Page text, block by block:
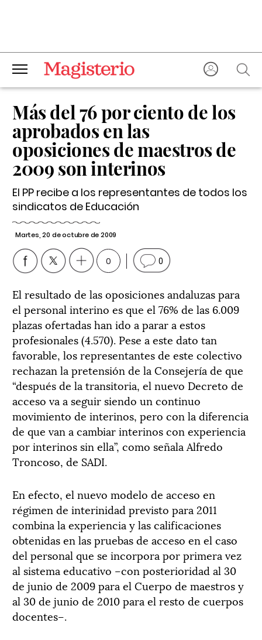
Más del 76 por ciento de los
aprobados en las
oposiciones de maestros de
2009 son interinos
El PP recibe a los representantes de todos los
sindicatos de Educación
Martes, 20 de octubre de 2009
0 0
El resultado de las oposiciones andaluzas para
el personal interino es que el 76% de las 6.009
plazas ofertadas han ido a parar a estos
profesionales (4.570). Pese a este dato tan
favorable, los representantes de este colectivo
rechazan la pretensión de la Consejería de que
“después de la transitoria, el nuevo Decreto de
acceso va a seguir siendo un continuo
movimiento de interinos, pero con la diferencia
de que van a cambiar interinos con experiencia
por interinos sin ella”, como señala Alfredo
Troncoso, de SADI.
En efecto, el nuevo modelo de acceso en
régimen de interinidad previsto para 2011
combina la experiencia y las calificaciones
obtenidas en las pruebas de acceso en el caso
del personal que se incorpora por primera vez
al sistema educativo –con posterioridad al 30
de junio de 2009 para el Cuerpo de maestros y
al 30 de junio de 2010 para el resto de cuerpos
docentes–.